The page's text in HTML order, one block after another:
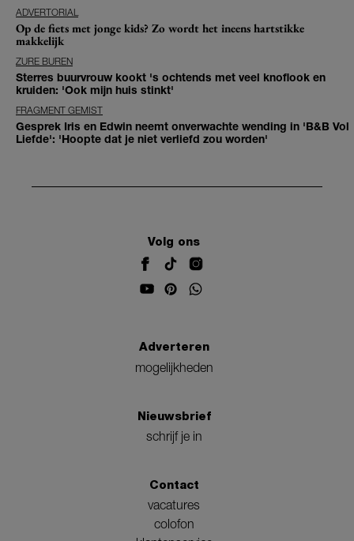
ADVERTORIAL
Op de fiets met jonge kids? Zo wordt het ineens hartstikke
makkelijk
ZURE BUREN
Sterres buurvrouw kookt 's ochtends met veel knoflook en
kruiden: 'Ook mijn huis stinkt'
FRAGMENT GEMIST
Gesprek Iris en Edwin neemt onverwachte wending in 'B&B Vol
Liefde': 'Hoopte dat je niet verliefd zou worden'
Volg ons
Adverteren
mogelijkheden
Nieuwsbrief
schrijf je in
Contact
vacatures
colofon